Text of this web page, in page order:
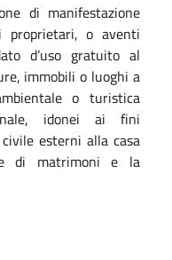
di manifestazione
proprietari, o aventi
d’uso gratuito al
immobili o luoghi a
o turistica
idonei ai fini
esterni alla casa
di matrimoni e la